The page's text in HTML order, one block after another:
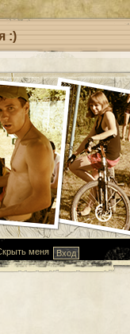
:)
меня